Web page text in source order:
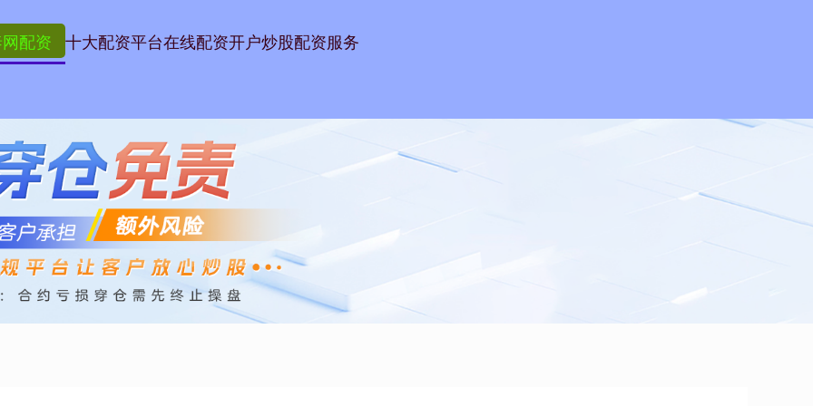
配资 十大配资平台在线配资开户炒股配资服务